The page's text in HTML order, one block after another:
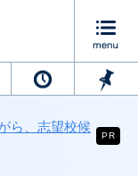
ら、志望校候
PR